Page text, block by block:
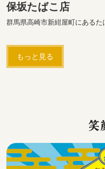
保坂たばこ店
群馬県高崎市新紺屋町にあるた
もっと見る
笑